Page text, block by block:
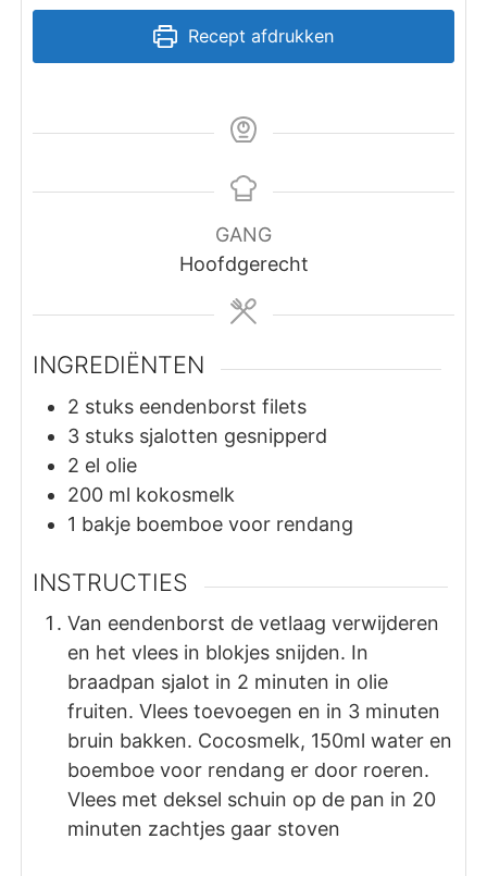
Recept afdrukken
GANG
Hoofdgerecht
INGREDIËNTEN
2 stuks eendenborst filets
3 stuks sjalotten gesnipperd
2 el olie
200 ml kokosmelk
1 bakje boemboe voor rendang
INSTRUCTIES
Van eendenborst de vetlaag verwijderen
en het vlees in blokjes snijden. In
braadpan sjalot in 2 minuten in olie
fruiten. Vlees toevoegen en in 3 minuten
bruin bakken. Cocosmelk, 150ml water en
boemboe voor rendang er door roeren.
Vlees met deksel schuin op de pan in 20
minuten zachtjes gaar stoven